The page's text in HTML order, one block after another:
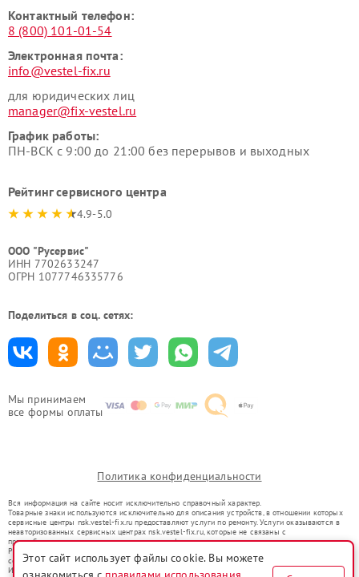
Мы принимаем
все формы оплаты
Контактный телефон:
8 (800) 101-01-54
Электронная почта:
info@vestel-fix.ru
для юридических лиц
manager@fix-vestel.ru
График работы:
ПН-ВСК с 9:00 до 21:00 без перерывов и выходных
Рейтинг сервисного центра
4.9-5.0
ООО "Русервис"
ИНН 7702633247
ОГРН 1077746335776
Поделиться в соц. сетях:
Политика конфиденциальности
Вся информация на сайте носит исключительно справочный характер.
Товарные знаки используются исключительно для описания устройств, в отношении которых
сервисные центры nsk.vestel-fix.ru предоставляют услуги по ремонту. Услуги оказываются в
неавторизованных сервисных центрах nsk.vestel-fix.ru, которые не связаны с
правообладателями товарных знаков или их официальными представителями.
Ремонт осуществляется для устройств, уже введенных в гражданский оборот в соответствии
со статьей 1487 ГК РФ.
Использование товарных знаков не преследует цели индивидуализации услуг или введения
Этот сайт использует файлы cookie. Вы можете